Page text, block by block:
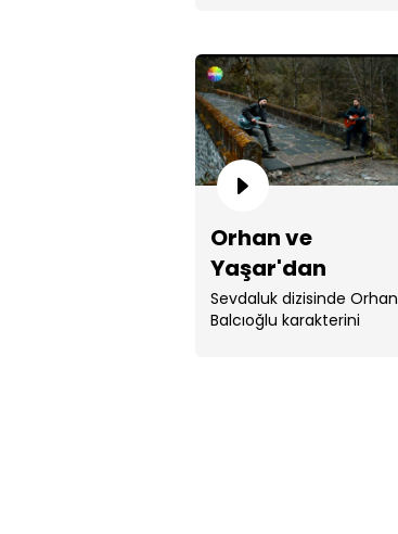
Orhan ve
Yaşar'dan
'Dertliyim
Kederliyim' /
Sevdaluk dizisinde Orhan
Balcıoğlu karakterini